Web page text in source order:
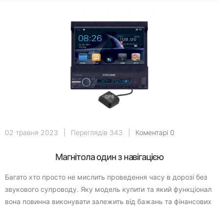
02 травня 2023 Переглядів 343 Коментарі 0
Магнітола один з навігацією
Багато хто просто не мислить проведення часу в дорозі без
звукового супроводу. Яку модель купити та який функціонал
вона повинна виконувати залежить від бажань та фінансових